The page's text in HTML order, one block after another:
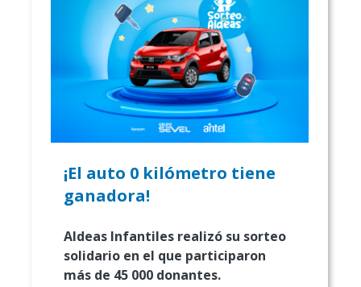
¡El auto 0 kilómetro tiene
ganadora!
Aldeas Infantiles realizó su sorteo
solidario en el que participaron
más de 45 000 donantes.